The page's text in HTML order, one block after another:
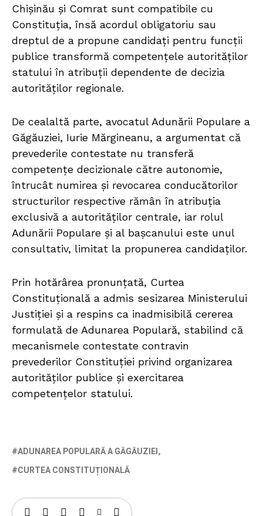
Chișinău și Comrat sunt compatibile cu
Constituția, însă acordul obligatoriu sau
dreptul de a propune candidați pentru funcții
publice transformă competențele autorităților
statului în atribuții dependente de decizia
autorităților regionale.
De cealaltă parte, avocatul Adunării Populare a
Găgăuziei, Iurie Mărgineanu, a argumentat că
prevederile contestate nu transferă
competențe decizionale către autonomie,
întrucât numirea și revocarea conducătorilor
structurilor respective rămân în atribuția
exclusivă a autorităților centrale, iar rolul
Adunării Populare și al bașcanului este unul
consultativ, limitat la propunerea candidaților.
Prin hotărârea pronunțată, Curtea
Constituțională a admis sesizarea Ministerului
Justiției și a respins ca inadmisibilă cererea
formulată de Adunarea Populară, stabilind că
mecanismele contestate contravin
prevederilor Constituției privind organizarea
autorităților publice și exercitarea
competențelor statului.
ADUNAREA POPULARĂ A GĂGĂUZIEI
CURTEA CONSTITUȚIONALĂ